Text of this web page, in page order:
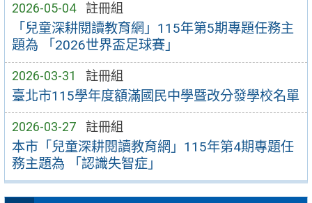
2026-05-04 註冊組
「兒童深耕閱讀教育網」115年第5期專題任務主
題為 「2026世界盃足球賽」
2026-03-31 註冊組
臺北市115學年度額滿國民中學暨改分發學校名單
2026-03-27 註冊組
本市「兒童深耕閱讀教育網」115年第4期專題任
務主題為 「認識失智症」